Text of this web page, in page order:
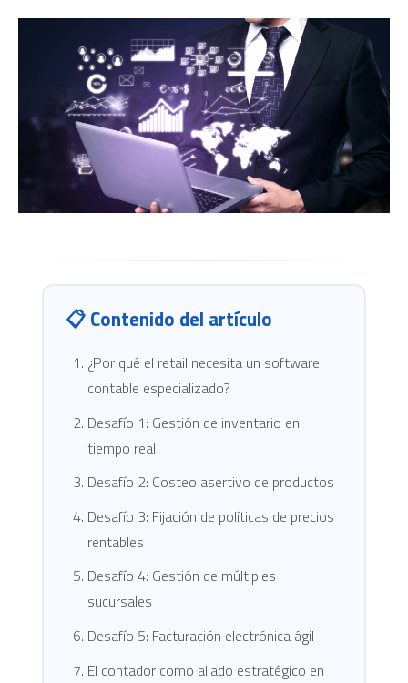
📋 Contenido del artículo
¿Por qué el retail necesita un software
contable especializado?
Desafío 1: Gestión de inventario en
tiempo real
Desafío 2: Costeo asertivo de productos
Desafío 3: Fijación de políticas de precios
rentables
Desafío 4: Gestión de múltiples
sucursales
Desafío 5: Facturación electrónica ágil
El contador como aliado estratégico en